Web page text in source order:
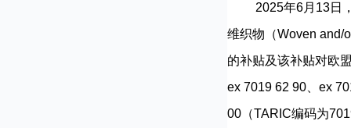
2025年6月13日，
维织物（Woven and/
的补贴及该补贴对欧
ex 7019 62 90、ex
00（TARIC编码为